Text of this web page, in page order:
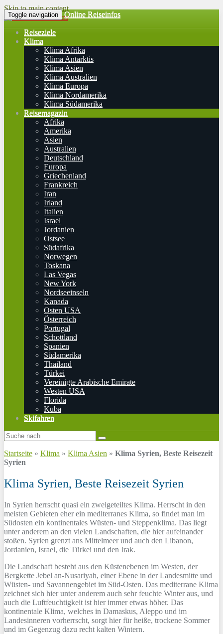
Skip to main content
Toggle navigation Online Reiseinfos
Reiseziele
Klima
Klima Afrika
Klima Antarktis
Klima Asien
Klima Australien
Klima Europa
Klima Nordamerika
Klima Südamerika
Reisemagazin
Afrika
Amerika
Asien
Australien
Deutschland
Europa
Griechenland
Frankreich
Iran
Irland
Italien
Israel
Jordanien
Ostsee
Südafrika
Norwegen
Toskana
Las Vegas
New York
Nordseeinseln
Kanada
Osten USA
Österreich
Portugal
Schottland
Spanien
Südamerika
Thailand
Türkei
Vereinigte Arabische Emirate
Westen USA
Florida
Kuba
Skifahren
Startseite » Klima » Klima Asien » Klima Syrien, Beste Reisezeit
Syrien
Klima Syrien, Beste Reisezeit Syrien
In Syrien herrscht quasi ein zweigeteiltes Klima. Herrscht in den
meisten Gebieten eher ein mediterranes Klima, so findet man im
Südosten ein kontinentales Wüsten- und Steppenklima. Das liegt
unter anderem an den vielen Landschaften, die hier aufeinander
stoßen. Syrien grenzt ans Mittelmeer und auch den Libanon,
Jordanien, Israel, die Türkei und den Irak.
Die Landschaft besteht aus den Küstenebenen im Westen, der
Bergkette Jebel an-Nusariyah, einer Ebene in der Landesmitte und
Wüsten- und Savannengebiet im Süd-Osten. Das mediterrane Klima
zeichnet sich hier unter anderem auch sehr feuchte Winter aus, und
auch die Luftfeuchtigkeit ist hier immer etwas höher. Das
kontinentale Klima, welches in Damaskus, Aleppo und im
Landesinneren vorherrscht, sorgt hier für heiße, trockene Sommer
und im Gegenzug dazu recht kalten Wintern.